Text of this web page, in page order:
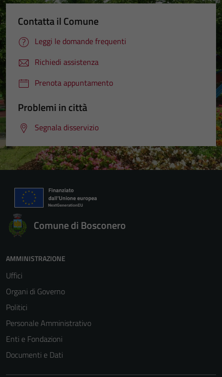
Contatta il Comune
Leggi le domande frequenti
Richiedi assistenza
Prenota appuntamento
Problemi in città
Segnala disservizio
Comune di Bosconero
AMMINISTRAZIONE
Uffici
Organi di Governo
Politici
Personale Amministrativo
Enti e Fondazioni
Documenti e Dati